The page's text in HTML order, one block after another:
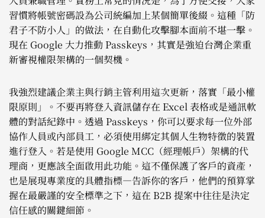
習慣將帳號密碼設為公司統編加上某個簡單後綴。這種「防
君子不防小人」的做法，在自動化攻擊腳本面前不堪一擊。
現在 Google 大力推動 Passkeys，其實是強迫台灣企業重
新審視權限架構的一個契機。
我強烈建議企業主與行銷主管利用這次更新，落實「最小權
限原則」。不要再將登入資訊儲存在 Excel 表格或是通訊軟
體的對話紀錄中。透過 Passkeys，你可以要求每一位外部
協作人員或內部員工，必須使用綁定其個人生物特徵的裝置
進行登入。若是使用 Google MCC（經理帳戶）架構的代
理商，更應該全面啟用此功能。這不僅保護了客戶的資產，
也是展現專業度的具體指標—告訴你的客戶，他們的預算掌
握在最嚴謹的安全標準之下，這在 B2B 提案中往往是決定
信任感的關鍵細節。